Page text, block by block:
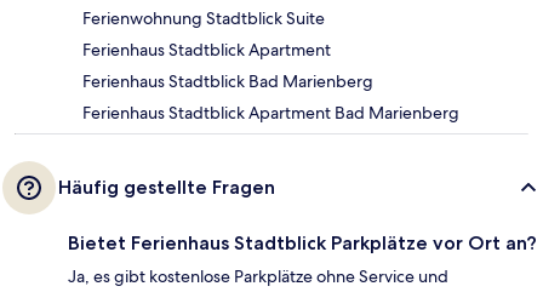
Ferienwohnung Stadtblick Suite
Ferienhaus Stadtblick Apartment
Ferienhaus Stadtblick Bad Marienberg
Ferienhaus Stadtblick Apartment Bad Marienberg
Häufig gestellte Fragen
Bietet Ferienhaus Stadtblick Parkplätze vor Ort an?
Ja, es gibt kostenlose Parkplätze ohne Service und